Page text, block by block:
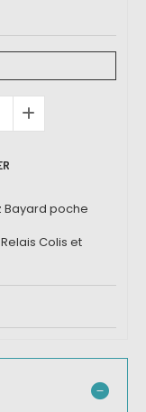
Bayard poche
Colis et